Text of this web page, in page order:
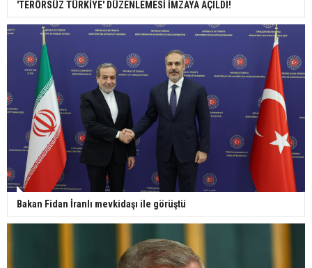
'TERÖRSÜZ TÜRKİYE' DÜZENLEMESİ İMZAYA AÇILDI!
Bakan Fidan İranlı mevkidaşı ile görüştü